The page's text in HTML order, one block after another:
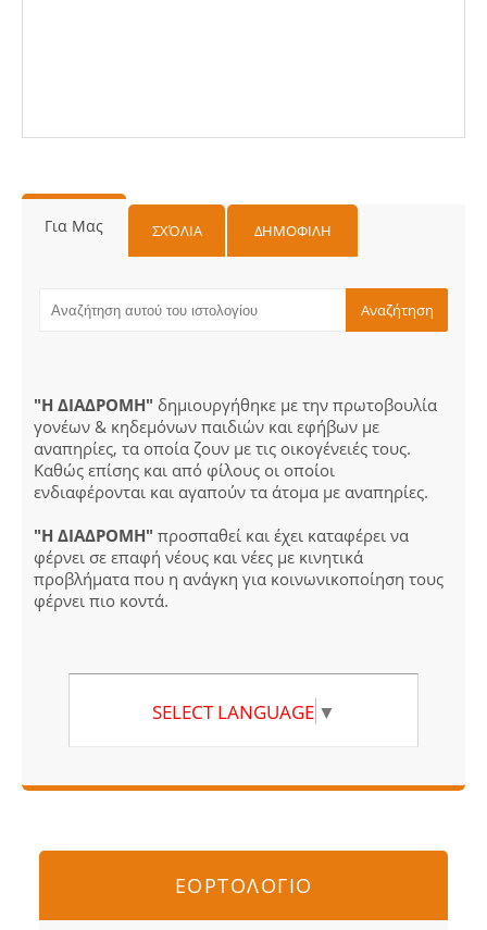
Για Μας ΣΧΌΛΙΑ ΔΗΜΟΦΙΛΗ
"Η ΔΙΑΔΡΟΜΗ" δημιουργήθηκε με την πρωτοβουλία
γονέων & κηδεμόνων παιδιών και εφήβων με
αναπηρίες, τα οποία ζουν με τις οικογένειές τους.
Καθώς επίσης και από φίλους οι οποίοι
ενδιαφέρονται και αγαπούν τα άτομα με αναπηρίες.
"Η ΔΙΑΔΡΟΜΗ" προσπαθεί και έχει καταφέρει να
φέρνει σε επαφή νέους και νέες με κινητικά
προβλήματα που η ανάγκη για κοινωνικοποίηση τους
φέρνει πιο κοντά.
SELECT LANGUAGE ▼
ΕΟΡΤΟΛΟΓΙΟ